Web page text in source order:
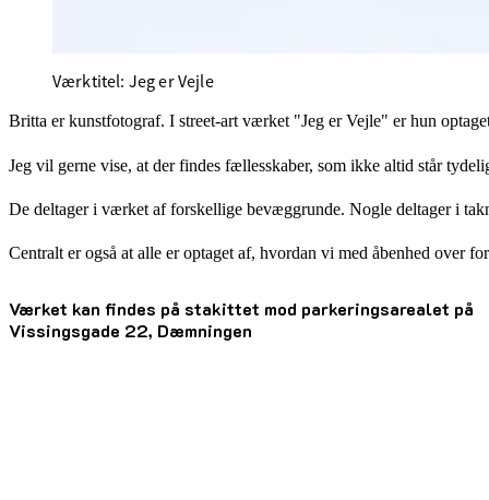
Værktitel: Jeg er Vejle
Britta er kunstfotograf. I street-art værket "Jeg er Vejle" er hun
Jeg vil gerne vise, at der findes fællesskaber, som ikke altid står
De deltager i værket af forskellige bevæggrunde. Nogle deltager i
Centralt er også at alle er optaget af, hvordan vi med åbenhed over
Værket kan findes på stakittet mod parkeringsarealet på
Vissingsgade 22, Dæmningen